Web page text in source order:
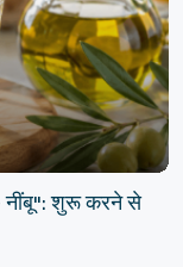
नींबू": शुरू करने से